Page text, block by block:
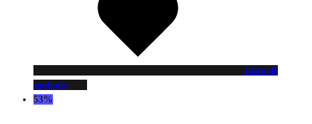
Liste de
souhaits
53%